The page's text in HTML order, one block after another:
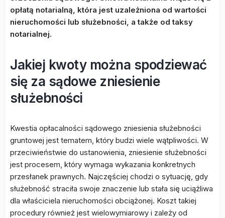
opłatą notarialną, która jest uzależniona od wartości
nieruchomości lub służebności, a także od taksy
notarialnej.
Jakiej kwoty można spodziewać
się za sądowe zniesienie
służebności
Kwestia opłacalności sądowego zniesienia służebności
gruntowej jest tematem, który budzi wiele wątpliwości. W
przeciwieństwie do ustanowienia, zniesienie służebności
jest procesem, który wymaga wykazania konkretnych
przesłanek prawnych. Najczęściej chodzi o sytuację, gdy
służebność straciła swoje znaczenie lub stała się uciążliwa
dla właściciela nieruchomości obciążonej. Koszt takiej
procedury również jest wielowymiarowy i zależy od